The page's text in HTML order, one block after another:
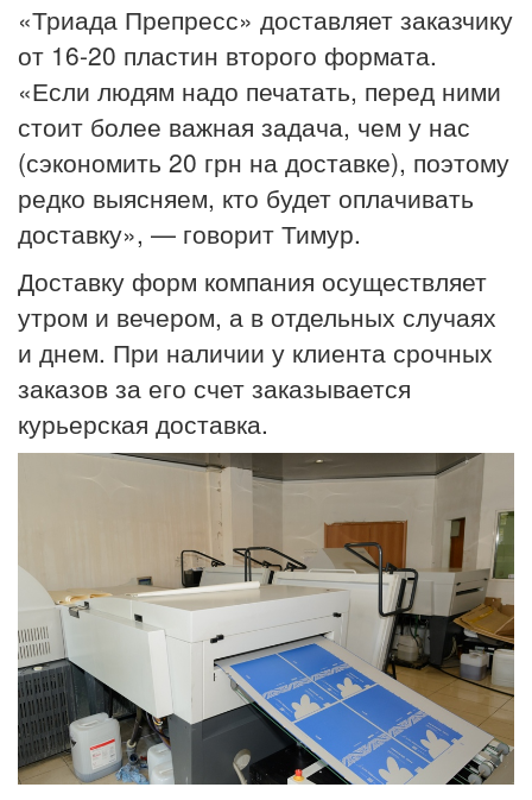
«Триада Препресс» доставляет заказчику
от 16-20 пластин второго формата.
«Если людям надо печатать, перед ними
стоит более важная задача, чем у нас
(сэкономить 20 грн на доставке), поэтому
редко выясняем, кто будет оплачивать
доставку», — говорит Тимур.
Доставку форм компания осуществляет
утром и вечером, а в отдельных случаях
и днем. При наличии у клиента срочных
заказов за его счет заказывается
курьерская доставка.